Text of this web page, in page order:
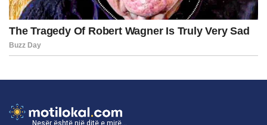
Nesër është një ditë e mirë...